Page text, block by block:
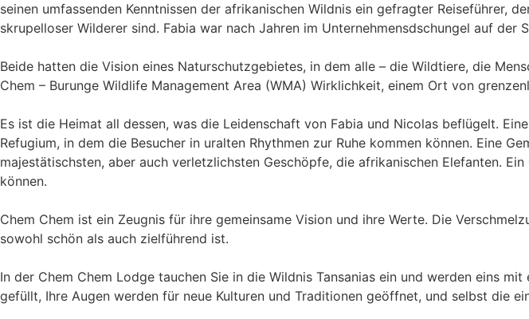
seinen umfassenden Kenntnissen der afrikanischen Wildnis ein gefragter Reiseführer,
skrupelloser Wilderer sind. Fabia war nach Jahren im Unternehmensdschungel auf
Beide hatten die Vision eines Naturschutzgebietes, in dem alle – die Wildtiere, die
Chem – Burunge Wildlife Management Area (WMA) Wirklichkeit, einem Ort von
Es ist die Heimat all dessen, was die Leidenschaft von Fabia und Nicolas beflügelt.
Refugium, in dem die Besucher in uralten Rhythmen zur Ruhe kommen können. Eine
majestätischsten, aber auch verletzlichsten Geschöpfe, die afrikanischen Elefanten.
können.
Chem Chem ist ein Zeugnis für ihre gemeinsame Vision und ihre Werte. Die
sowohl schön als auch zielführend ist.
In der Chem Chem Lodge tauchen Sie in die Wildnis Tansanias ein und werden eins
gefüllt, Ihre Augen werden für neue Kulturen und Traditionen geöffnet, und selbst die